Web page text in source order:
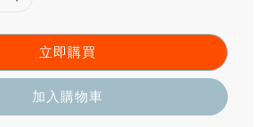
立即購買
加入購物車